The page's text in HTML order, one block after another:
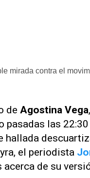
mirada contra el
de Agostina Vega
pasadas las
hallada
el periodista
de su